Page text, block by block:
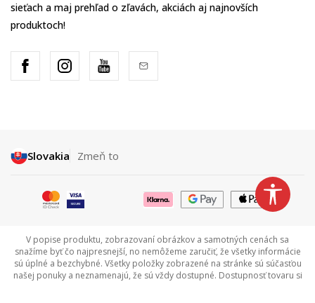
sieťach a maj prehľad o zľavách, akciách aj najnovších
produktoch!
Slovakia Zmeň to
V popise produktu, zobrazovaní obrázkov a samotných cenách sa
snažíme byť čo najpresnejší, no nemôžeme zaručiť, že všetky informácie
sú úplné a bezchybné. Všetky položky zobrazené na stránke sú súčasťou
našej ponuky a neznamenajú, že sú vždy dostupné. Dostupnosť tovaru si